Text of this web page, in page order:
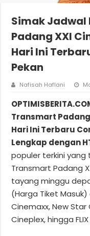
Simak Jadwal
Padang XXI
Hari Ini
Pekan
Nafisah Haflani
Transmart Padang
Hari Ini Terbaru
Lengkap dengan
populer terkini yang
Transmart Padang
tayang minggu
(Harga Tiket Masuk)
Cinemaxx, New Star
Cineplex, hingga